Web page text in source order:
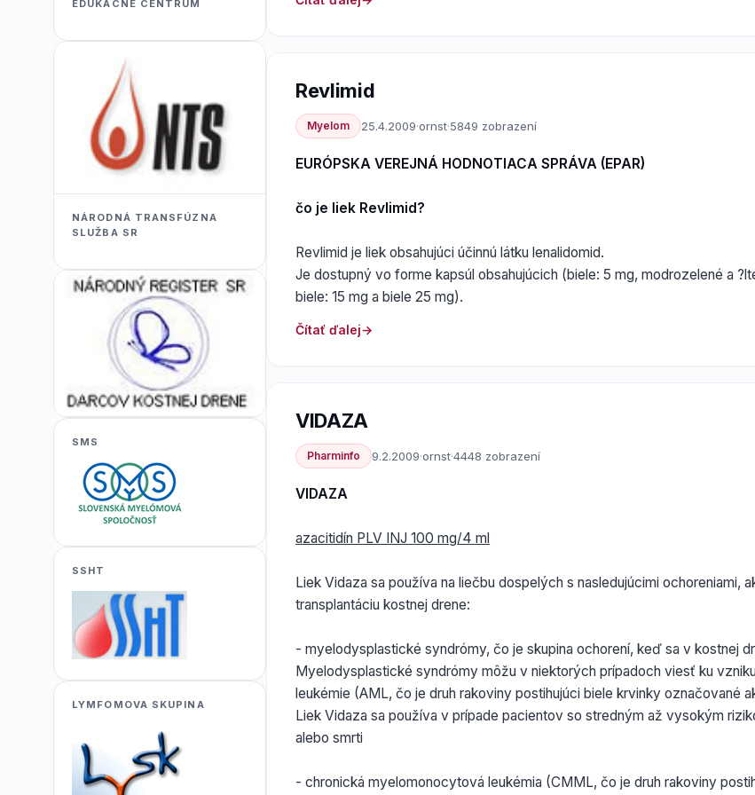
Revlimid
Myelom 25.4.2009·ornst·5849 zobrazení
EURÓPSKA VEREJNÁ HODNOTIACA SPRÁVA (EPAR)
čo je liek Revlimid?
Revlimid je liek obsahujúci účinnú látku lenalidomid.
Je dostupný vo forme kapsúl obsahujúcich (biele: 5 mg, modrozelené a
biele: 15 mg a biele 25 mg).
Čítať ďalej
VIDAZA
Pharminfo 9.2.2009·ornst·4448 zobrazení
VIDAZA
azacitidín PLV INJ 100 mg/4 ml
Liek Vidaza sa používa na liečbu dospelých s nasledujúcimi ochoreniami,
transplantáciu kostnej drene:
- myelodysplastické syndrómy, čo je skupina ochorení, keď sa v kostnej
Myelodysplastické syndrómy môžu v niektorých prípadoch viesť ku
leukémie (AML, čo je druh rakoviny postihujúci biele krvinky označované
Liek Vidaza sa používa v prípade pacientov so stredným až vysokým
alebo smrti
- chronická myelomonocytová leukémia (CMML, čo je druh rakoviny
EDUKACNÉ CENTRUM
NÁRODNÁ TRANSFÚZNA
SLUŽBA SR
SMS
SSHT
LYMFOMOVA SKUPINA